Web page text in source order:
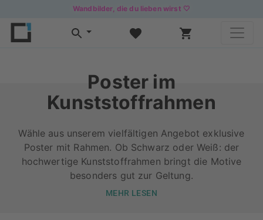
Wandbilder, die du lieben wirst 🤍
Poster im
Kunststoffrahmen
Wähle aus unserem vielfältigen Angebot exklusive
Poster mit Rahmen. Ob Schwarz oder Weiß: der
hochwertige Kunststoffrahmen bringt die Motive
besonders gut zur Geltung.
MEHR LESEN